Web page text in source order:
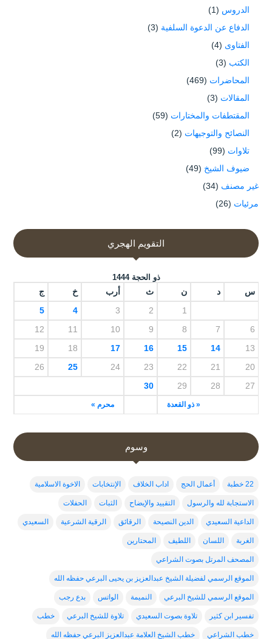
الدروس (1)
الدفاع عن الدعوة السلفية (3)
الفتاوى (4)
الكتب (3)
المحاضرات (469)
المقالات (3)
المقتطفات والمختارات (59)
النصائح والتوجيهات (2)
تلاوات (99)
ضيوف الشيخ (49)
غير مصنف (34)
مرئيات (26)
التقويم الهجري
ذو الحجة 1444
س د ن ث أرب خ ج
« ذو القعدة محرم »
1
2
3
4
5
6
7
8
9
10
11
12
13
14
15
16
17
18
19
20
21
22
23
24
25
26
27
28
29
30
وسوم
22 خطبة أعمال الحج اداب الخلاف الإنتخابات الاخوة الاسلامية
الاستجابة لله والرسول التقييد والإيضاح الثبات الحفلات
الداعية السعيدي الدين النصيحة الرقائق الرقية الشرعية السعيدي
الغربة اللسان اللطيف المحتارين
المصحف المرتل بصوت الشراعي
الموقع الرسمي لفضيلة الشيخ عبدالعزيز بن يحيى البرعي حفظه الله
الموقع الرسمي للشيخ البرعي النميمة الواتس بدع رجب
تفسير ابن كثير تلاوة بصوت السعيدي تلاوة للشيخ البرعي خطب
خطب الشراعي خطب الشيخ العلامة عبدالعزيز البرعي حفظه الله